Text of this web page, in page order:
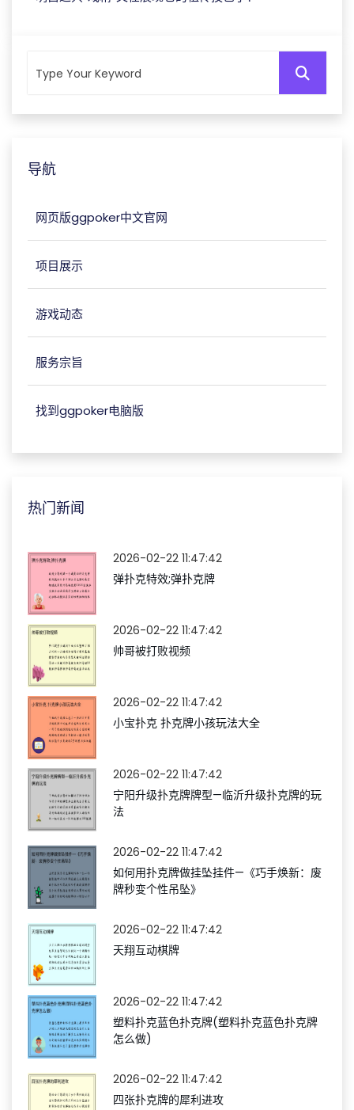
导航
网页版ggpoker中文官网
项目展示
游戏动态
服务宗旨
找到ggpoker电脑版
热门新闻
2026-02-22 11:47:42
弹扑克特效;弹扑克牌
2026-02-22 11:47:42
帅哥被打败视频
2026-02-22 11:47:42
小宝扑克 扑克牌小孩玩法大全
2026-02-22 11:47:42
宁阳升级扑克牌牌型—临沂升级扑克牌的玩
法
2026-02-22 11:47:42
如何用扑克牌做挂坠挂件—《巧手焕新：废
牌秒变个性吊坠》
2026-02-22 11:47:42
天翔互动棋牌
2026-02-22 11:47:42
塑料扑克蓝色扑克牌(塑料扑克蓝色扑克牌
怎么做)
2026-02-22 11:47:42
四张扑克牌的犀利进攻